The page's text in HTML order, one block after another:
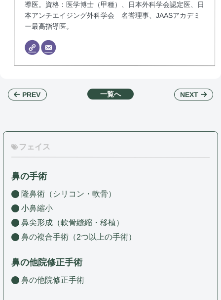
導医。資格：医学博士（甲種）、日本外科学会認定医、日
本アンチエイジング外科学会 名誉理事、JAASアカデミ
ー最高指導医。
PREV 一覧へ NEXT
フェイス
鼻の手術
隆鼻術（シリコン・軟骨）
小鼻縮小
鼻尖形成（軟骨縫縮・移植）
鼻の複合手術（2つ以上の手術）
鼻の他院修正手術
鼻の他院修正手術